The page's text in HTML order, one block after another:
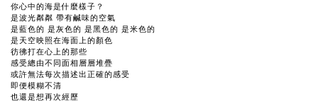
你心中的海是什麼樣子？
是波光粼粼 帶有鹹味的空氣
是藍色的 是灰色的 是黑色的 是米色的
是天空映照在海面上的顏色
彷彿打在心上的那些
感受總由不同面相層層堆疊
或許無法每次描述出正確的感受
即便模糊不清
也還是想再次經歷